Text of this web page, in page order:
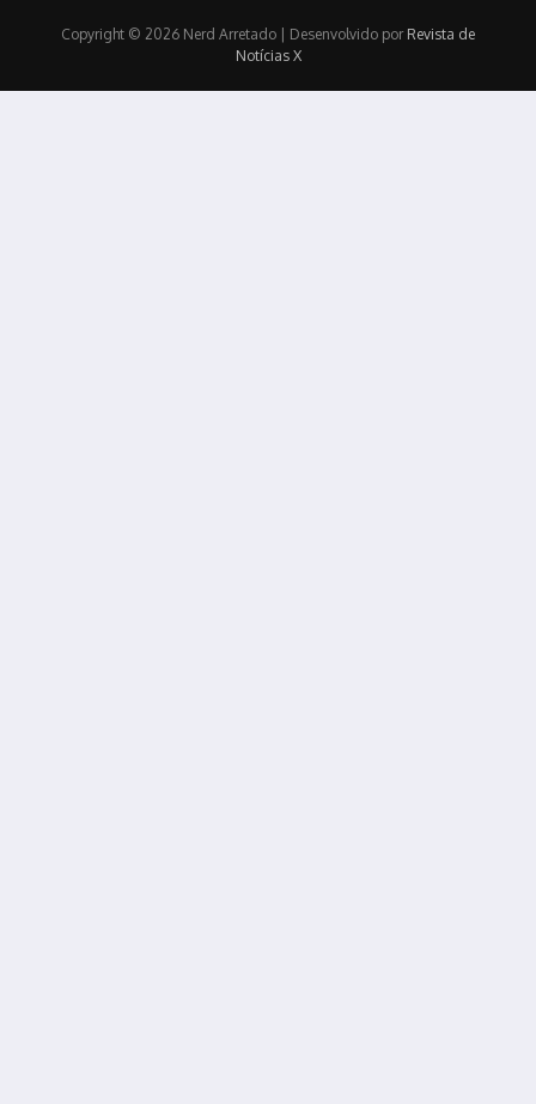
Copyright © 2026 Nerd Arretado | Desenvolvido por Revista de
Notícias X